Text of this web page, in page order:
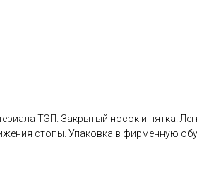
ТЭП. Закрытый носок и пятка.
стопы. Упаковка в фирменную